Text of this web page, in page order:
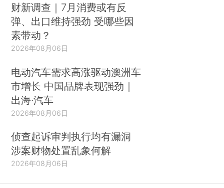
财新调查｜7月消费或有反
弹、出口维持强劲 受哪些因
素带动？
2026年08月06日
电动汽车需求高涨驱动澳洲车
市增长 中国品牌表现强劲｜
出海·汽车
2026年08月06日
侦查起诉审判执行均有漏洞
涉案财物处置乱象何解
2026年08月06日